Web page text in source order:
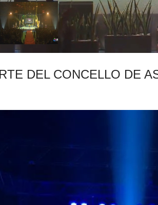
DEL CONCELLO DE